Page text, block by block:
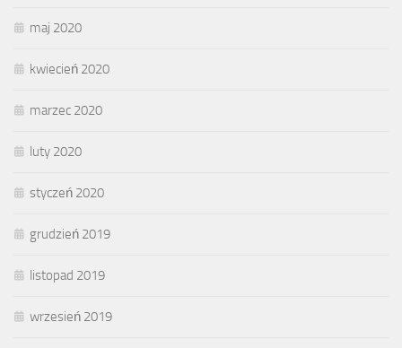
maj 2020
kwiecień 2020
marzec 2020
luty 2020
styczeń 2020
grudzień 2019
listopad 2019
wrzesień 2019